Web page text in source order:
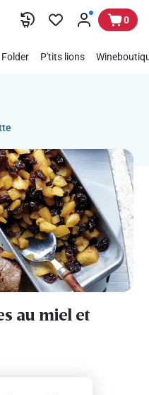
0
Folder P'tits lions
au miel et